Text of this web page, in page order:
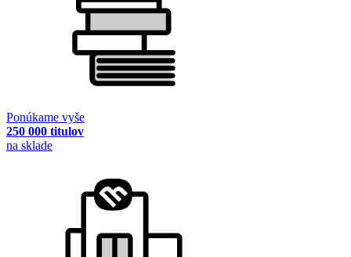
Ponúkame vyše
250 000 titulov
na sklade